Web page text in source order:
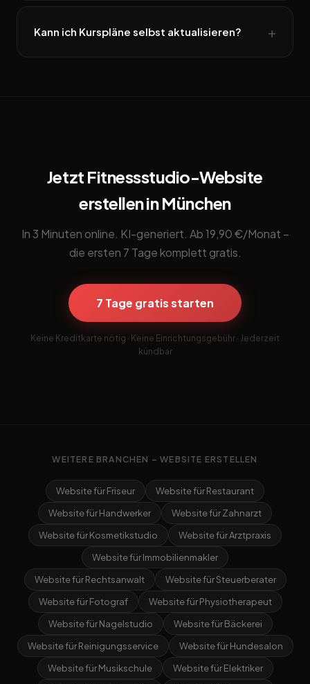
Kann ich Kurspläne selbst aktualisieren?
Jetzt Fitnessstudio-Website
erstellen in München
In 3 Minuten online. KI-generiert. Ab 19,90 €/Monat –
die ersten 7 Tage komplett gratis.
7 Tage gratis starten
Keine Kreditkarte nötig · Keine Einrichtungsgebühr · Jederzeit
kündbar
WEITERE BRANCHEN – WEBSITE ERSTELLEN
Website für Friseur
Website für Restaurant
Website für Handwerker
Website für Zahnarzt
Website für Kosmetikstudio
Website für Arztpraxis
Website für Immobilienmakler
Website für Rechtsanwalt
Website für Steuerberater
Website für Fotograf
Website für Physiotherapeut
Website für Nagelstudio
Website für Bäckerei
Website für Reinigungsservice
Website für Hundesalon
Website für Musikschule
Website für Elektriker